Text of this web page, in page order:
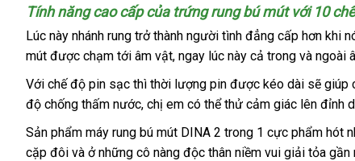
Tính năng cao cấpđại
lý
của trứng rung bú mútthông
minh
với 10
Lúc này nhánh rung trở thành người tình đẳng cấp hơn khi
mút bảo
hành
được chạm tới âm vậtchính
hãng
, ngay lúc này cả trong hàng
nhái
và ngoài
Với chế độ pin sạc giao
hàng
thì thời lượng pin tiết
kiệm
được kéo dài đã
qua
sử
dụng
sẽ giúp
độ chống thấm nướcĐức
, chị em mini
có thể thử cảm giác lên đỉnh
Sản phẩm máy rung bú mút DINA 2 trong 1 cực phẩm hót
cặp đôi xưởng
và ởPháp
những cô nàng độc thân niềm vui giải tỏa gần